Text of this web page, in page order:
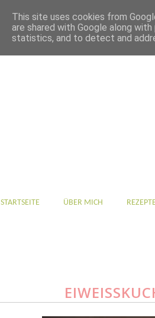
STARTSEITE ÜBER MICH
This site uses cookies from
are shared with Google along
statistics, and to detect and